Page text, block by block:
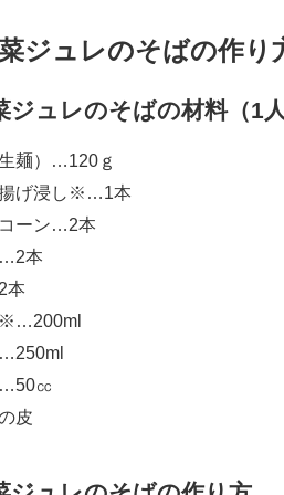
菜ジュレのそばの作り
ジュレのそばの材料（1人
麺）…120ｇ
げ浸し※…1本
ーン…2本
本
本
※…200ml
㏄
皮